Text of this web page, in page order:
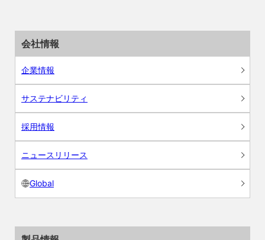
会社情報
企業情報
サステナビリティ
採用情報
ニュースリリース
Global